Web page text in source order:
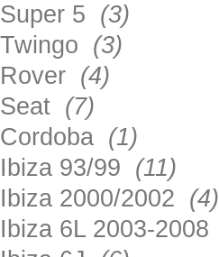
Super 5 (3)
Twingo (3)
Rover (4)
Seat (7)
Cordoba (1)
Ibiza 93/99 (11)
Ibiza 2000/2002 (4)
Ibiza 6L 2003-2008